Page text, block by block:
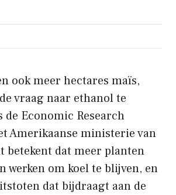
ook meer hectares maïs,
vraag naar ethanol te
de Economic Research
Amerikaanse ministerie van
betekent dat meer planten
werken om koel te blijven, en
dat bijdraagt ​​aan de